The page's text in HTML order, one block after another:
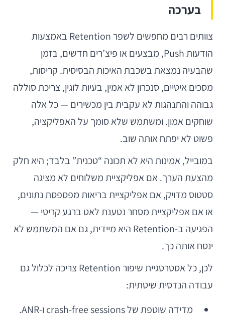
בערכה
צוותים רבים מחפשים לשפר Retention באמצעות
הודעות Push, מבצעים או פיצ’רים חדשים, בזמן
שהבעיה נמצאת בשכבת האיכות הבסיסית. קריסות,
מסכים איטיים, סנכרון לא אמין, בעיות לוגין, צריכת סוללה
גבוהה והתנהגות לא עקבית בין מכשירים — כל אלה
שוחקים אמון. ומשתמש שלא סומך על האפליקציה,
פשוט לא יפתח אותה שוב.
במובייל, אמינות היא לא תכונה “טכנית” בלבד; היא חלק
מהצעת הערך. אם אפליקציית משלוחים לא מציגה
סטטוס מדויק, אם אפליקציית בריאות מפספסת נתונים,
או אם אפליקציית מסחר נטענת לאט ברגע קריטי —
הפגיעה ב-Retention היא מיידית, גם אם המשתמש לא
ינסח אותה כך.
לכן, כל אסטרטגיית שיפור Retention צריכה לכלול גם
עבודה הנדסית שיטתית:
מדידה שוטפת של crash-free sessions ו-ANR.